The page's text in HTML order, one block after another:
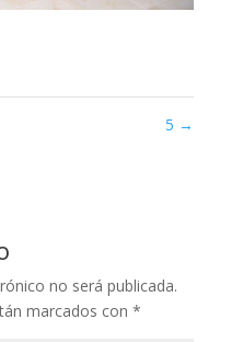
5 →
no será publicada.
marcados con *